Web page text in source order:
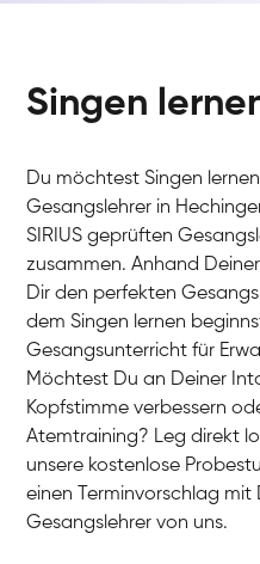
Singen
Du möchtest Singen
Gesangslehrer in
SIRIUS geprüften
zusammen. Anhand
Dir den perfekten
dem Singen lernen
Gesangsunterricht für
Möchtest Du an Deiner
Kopfstimme verbessern
Atemtraining? Leg direkt
unsere kostenlose
einen Terminvorschlag mit
Gesangslehrer von uns.